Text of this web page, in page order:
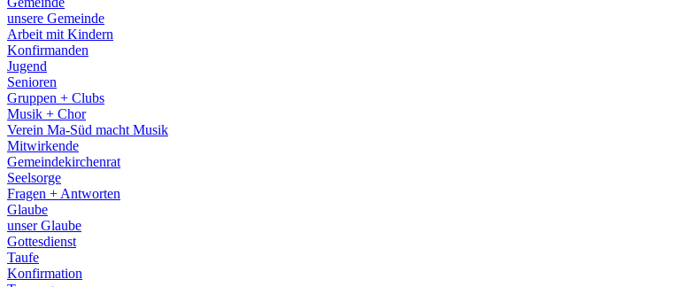
unsere Gemeinde
Arbeit mit Kindern
Konfirmanden
Jugend
Senioren
Gruppen + Clubs
Musik + Chor
Verein Ma-Süd macht Musik
Mitwirkende
Gemeindekirchenrat
Seelsorge
Fragen + Antworten
Glaube
unser Glaube
Gottesdienst
Taufe
Konfirmation